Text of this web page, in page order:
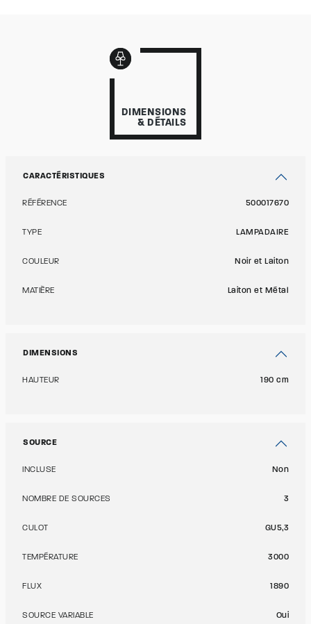
DIMENSIONS
& DÉTAILS
CARACTÉRISTIQUES
RÉFÉRENCE 500017670
TYPE LAMPADAIRE
COULEUR Noir et Laiton
MATIÈRE Laiton et Métal
DIMENSIONS
HAUTEUR 190 cm
SOURCE
INCLUSE Non
NOMBRE DE SOURCES 3
CULOT GU5,3
TEMPÉRATURE 3000
FLUX 1890
SOURCE VARIABLE Oui